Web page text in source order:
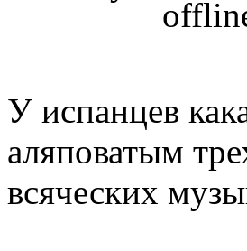
У испанцев
аляповатым
всяческих